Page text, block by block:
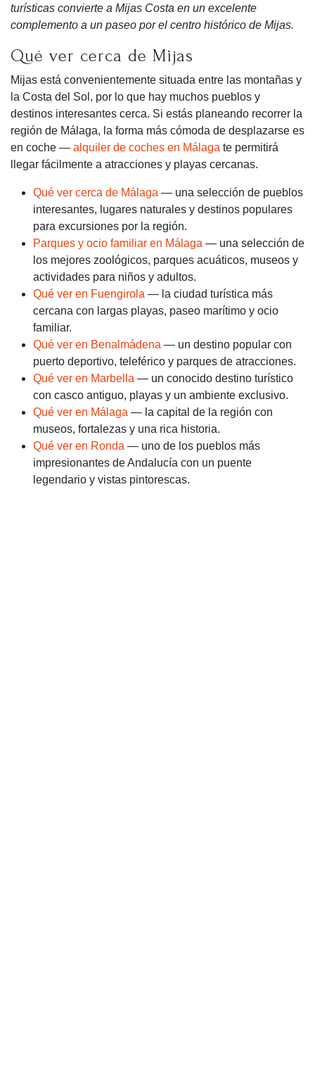
turísticas convierte a Mijas Costa en un excelente
complemento a un paseo por el centro histórico de Mijas.
Qué ver cerca de Mijas
Mijas está convenientemente situada entre las montañas y
la Costa del Sol, por lo que hay muchos pueblos y
destinos interesantes cerca. Si estás planeando recorrer la
región de Málaga, la forma más cómoda de desplazarse es
en coche — alquiler de coches en Málaga te permitirá
llegar fácilmente a atracciones y playas cercanas.
Qué ver cerca de Málaga — una selección de pueblos
interesantes, lugares naturales y destinos populares
para excursiones por la región.
Parques y ocio familiar en Málaga — una selección de
los mejores zoológicos, parques acuáticos, museos y
actividades para niños y adultos.
Qué ver en Fuengirola — la ciudad turística más
cercana con largas playas, paseo marítimo y ocio
familiar.
Qué ver en Benalmádena — un destino popular con
puerto deportivo, teleférico y parques de atracciones.
Qué ver en Marbella — un conocido destino turístico
con casco antiguo, playas y un ambiente exclusivo.
Qué ver en Málaga — la capital de la región con
museos, fortalezas y una rica historia.
Qué ver en Ronda — uno de los pueblos más
impresionantes de Andalucía con un puente
legendario y vistas pintorescas.